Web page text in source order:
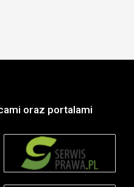
oraz portalami